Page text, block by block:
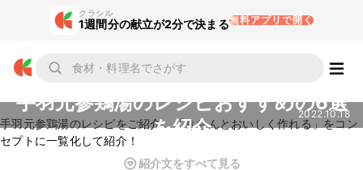
クラシル
1週間分の献立が2分で決まる無料アプリで開く
手羽元参鶏湯のレシピおすすめの6選
を紹介
2022.10.18
手羽元参鶏湯のレシピをご紹介。「きちんとおいしく作れる」をコン
セプトに一覧化して紹介！
紹介文をすべて見る